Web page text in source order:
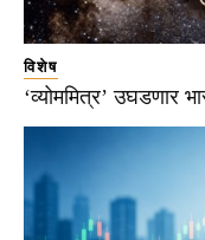
विशेष
‘व्योममित्र’ उघडणार